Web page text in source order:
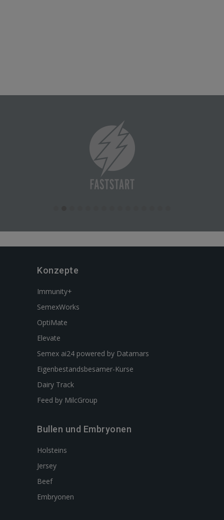
Konzepte
Immunity+
SemexWorks
OptiMate
Elevate
Semex ai24 powered by Datamars
Eigenbestandsbesamer-Kurse
Dairy Track
Feed by MilcGroup
Bullen und Embryonen
Holsteins
Jersey
Beef
Embryonen